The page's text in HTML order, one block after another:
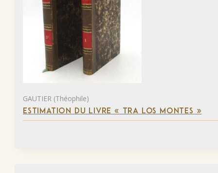
GAUTIER (Théophile)
ESTIMATION DU LIVRE « TRA LOS MONTES »